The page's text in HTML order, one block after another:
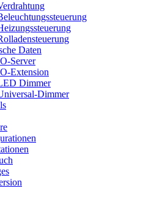
Daten
Server
Extension
Dimmer
Dimmer